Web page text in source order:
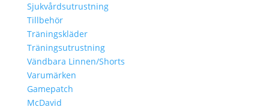
Sjukvårdsutrustning
Tillbehör
Träningskläder
Träningsutrustning
Vändbara Linnen/Shorts
Varumärken
Gamepatch
McDavid